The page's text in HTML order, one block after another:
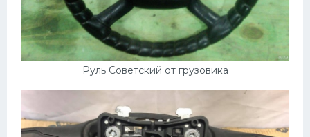
Руль Советский от грузовика